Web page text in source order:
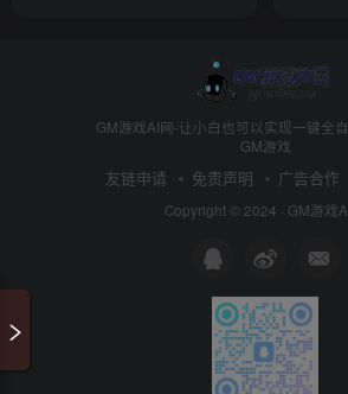
GM游戏AI网-让小白也可以实现一键全
GM游戏
友链申请 免责声明 广告合作
Copyright © 2024 · GM游戏